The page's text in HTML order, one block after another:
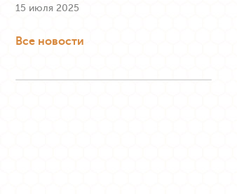
15 июля 2025
Все новости